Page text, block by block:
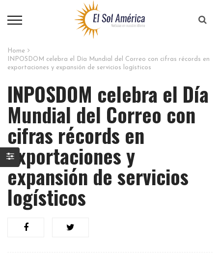
Home
INPOSDOM celebra el Día Mundial del Correo con cifras récords en
exportaciones y expansión de servicios logísticos
INPOSDOM celebra el Día
Mundial del Correo con
cifras récords en
exportaciones y
expansión de servicios
logísticos